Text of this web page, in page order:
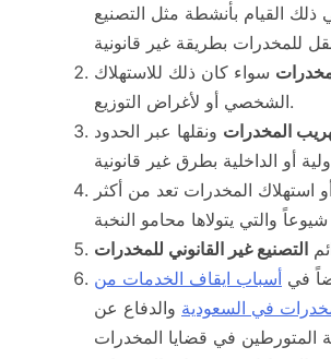
ذلك القيام بأنشطة مثل التصنيع
سواء كان ذلك للاستهلاك
الشخصي أو لأغراض التوزيع.
المخدرات ونقلها عبر الحدود
استهلاك المخدرات تعد من أكثر
التصنيع غير القانوني للمخدرات
في أسباب ايقاف الخدمات من
في السعودية والدفاع عن